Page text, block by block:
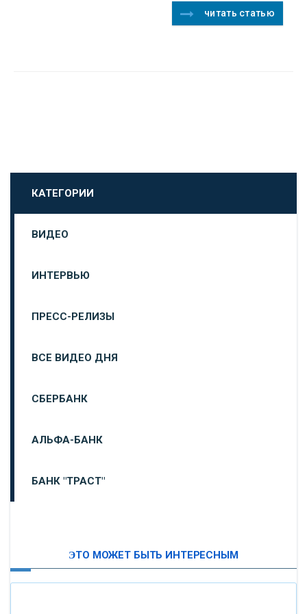
читать статью
КАТЕГОРИИ
ВИДЕО
ИНТЕРВЬЮ
ПРЕСС-РЕЛИЗЫ
ВСЕ ВИДЕО ДНЯ
СБЕРБАНК
АЛЬФА-БАНК
БАНК "ТРАСТ"
ЭТО МОЖЕТ БЫТЬ ИНТЕРЕСНЫМ